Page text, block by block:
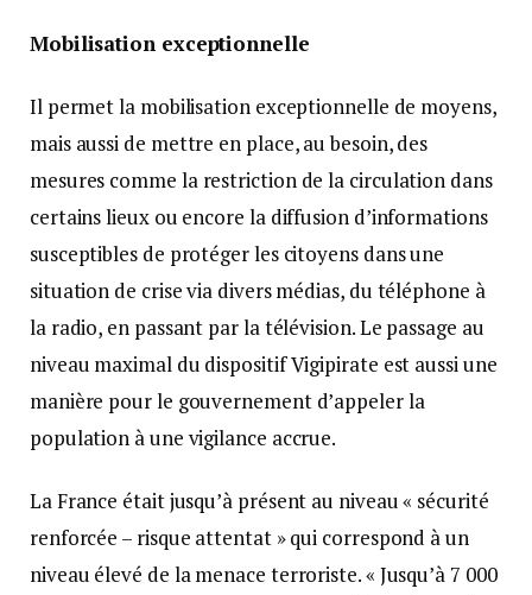
Mobilisation exceptionnelle
Il permet la mobilisation exceptionnelle de moyens,
mais aussi de mettre en place, au besoin, des
mesures comme la restriction de la circulation dans
certains lieux ou encore la diffusion d’informations
susceptibles de protéger les citoyens dans une
situation de crise via divers médias, du téléphone à
la radio, en passant par la télévision. Le passage au
niveau maximal du dispositif Vigipirate est aussi une
manière pour le gouvernement d’appeler la
population à une vigilance accrue.
La France était jusqu’à présent au niveau « sécurité
renforcée – risque attentat » qui correspond à un
niveau élevé de la menace terroriste. « Jusqu’à 7 000